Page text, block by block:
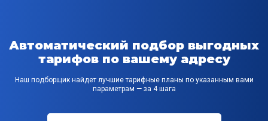
Автоматический подбор выгодных
тарифов по вашему адресу
Наш подборщик найдет лучшие тарифные планы по указанным вами
параметрам — за 4 шага